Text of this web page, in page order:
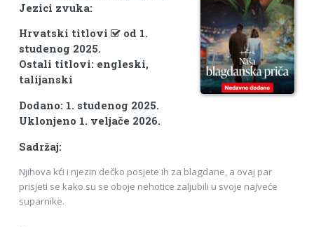
Jezici zvuka:
Hrvatski titlovi
od 1.
studenog 2025.
Ostali titlovi: engleski,
talijanski
Dodano: 1. studenog 2025.
Uklonjeno 1. veljače 2026.
Sadržaj:
Njihova kći i njezin dečko posjete ih za blagdane, a ovaj par
prisjeti se kako su se oboje nehotice zaljubili u svoje najveće
suparnike.